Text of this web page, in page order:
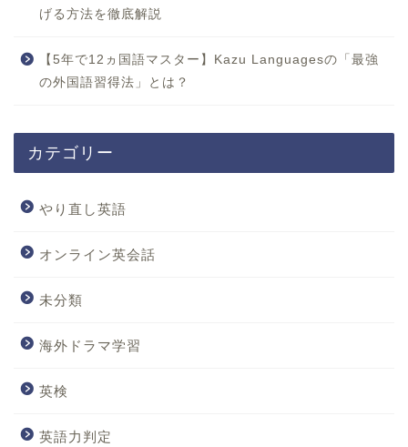
げる方法を徹底解説
【5年で12ヵ国語マスター】Kazu Languagesの「最強
の外国語習得法」とは？
カテゴリー
やり直し英語
オンライン英会話
未分類
海外ドラマ学習
英検
英語力判定